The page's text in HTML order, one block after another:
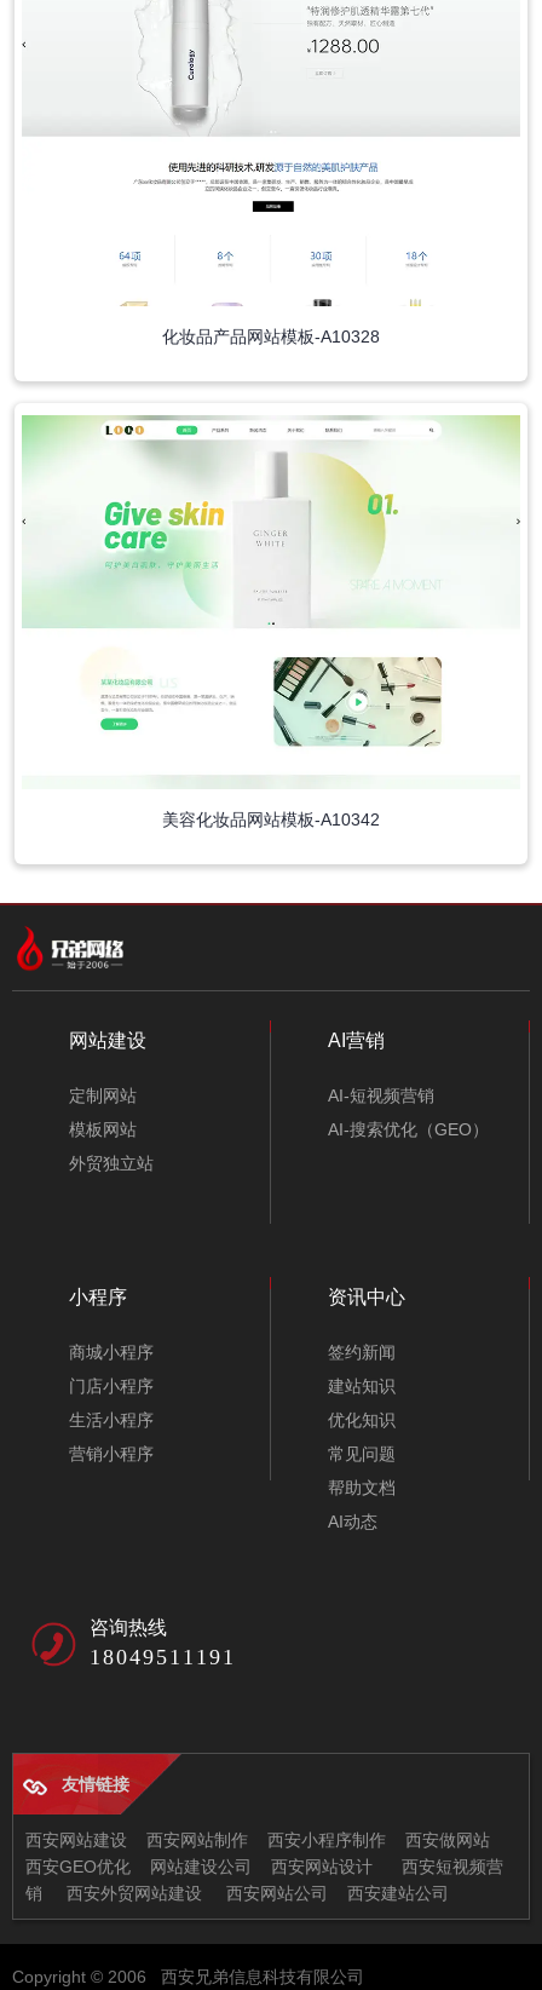
化妆品产品网站模板-A10328
美容化妆品网站模板-A10342
化妆品网站模板-A10148
婚庆策划响应式网站模板-A10172
网站建设
定制网站
模板网站
外贸独立站
AI营销
AI-短视频营销
AI-搜索优化（GEO）
小程序
商城小程序
门店小程序
生活小程序
营销小程序
资讯中心
签约新闻
建站知识
优化知识
常见问题
帮助文档
AI动态
咨询热线
18049511191
友情链接
西安网站建设 西安网站制作 西安小程序制作
西安做网站
西安GEO优化
网站建设公司 西安网站设计
西安短视频营
销
西安外贸网站建设 西安网站公司 西安建站公司
Copyright © 2006 西安兄弟信息科技有限公司